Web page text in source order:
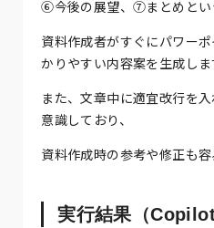
⑥今後の展望、⑦まとめとい
資料作成者がすぐにパワー
かりやすい内容案を生成しま
また、文章中に適宜改行を
意識しており、
資料作成時の参考や修正も容
実行結果（Copilot